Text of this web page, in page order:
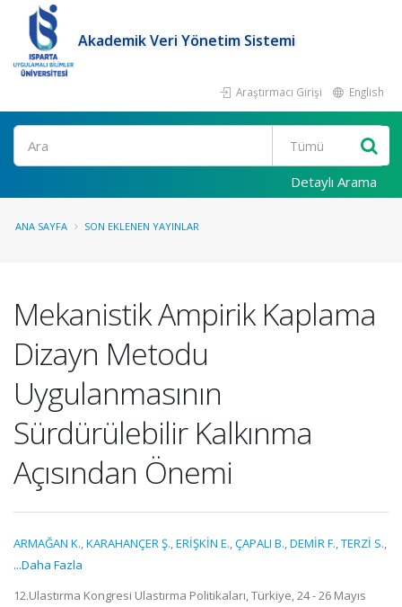
Akademik Veri Yönetim Sistemi
Araştırmacı Girişi English
Ara
Detaylı Arama
ANA SAYFA SON EKLENEN YAYINLAR
Mekanistik Ampirik Kaplama
Dizayn Metodu
Uygulanmasının
Sürdürülebilir Kalkınma
Açısından Önemi
ARMAĞAN K.,KARAHANÇER Ş.,ERİŞKİN E.,ÇAPALI B.,DEMİR F.,TERZİ S.,
...Daha Fazla
12.Ulastırma Kongresi Ulastırma Politikaları, Türkiye, 24 - 26 Mayıs